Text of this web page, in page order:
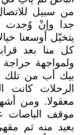
من سبيل
جدا وإنْ وُجدت
يتخيّل أوسعنا
كل منا بعد
ولمواجهة
بيك أب من تلك
الرحلات كانت
معقولا. ومن
موقف الباصات
بعيد منه ثم